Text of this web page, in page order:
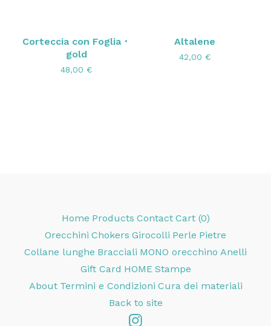
Corteccia con Foglia・
gold
48,00 €
Altalene
42,00 €
Home Products Contact Cart (0)
Orecchini Chokers Girocolli Perle Pietre
Collane lunghe Bracciali MONO orecchino Anelli
Gift Card HOME Stampe
About Termini e Condizioni Cura dei materiali
Back to site